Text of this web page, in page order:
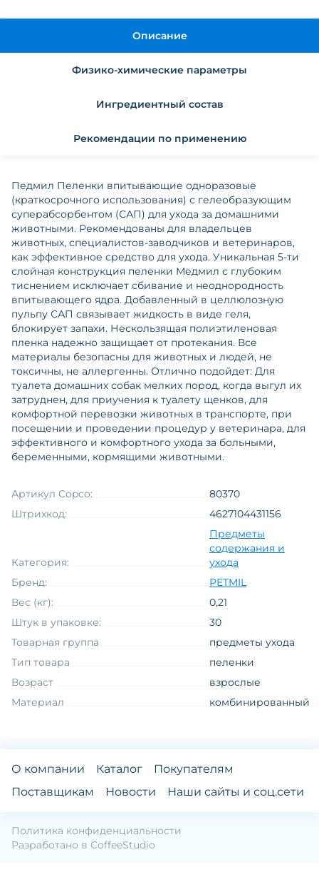
Описание
Физико-химические параметры
Ингредиентный состав
Рекомендации по применению
Педмил Пеленки впитывающие одноразовые
(краткосрочного использования) с гелеобразующим
суперабсорбентом (САП) для ухода за домашними
животными. Рекомендованы для владельцев
животных, специалистов-заводчиков и ветеринаров,
как эффективное средство для ухода. Уникальная 5-ти
слойная конструкция пеленки Медмил с глубоким
тиснением исключает сбивание и неоднородность
впитывающего ядра. Добавленный в целлюлозную
пульпу САП связывает жидкость в виде геля,
блокирует запахи. Нескользящая полиэтиленовая
пленка надежно защищает от протекания. Все
материалы безопасны для животных и людей, не
токсичны, не аллергенны. Отлично подойдет: Для
туалета домашних собак мелких пород, когда выгул их
затруднен, для приучения к туалету щенков, для
комфортной перевозки животных в транспорте, при
посещении и проведении процедур у ветеринара, для
эффективного и комфортного ухода за больными,
беременными, кормящими животными.
Артикул Copco:
80370
Штрихкод:
4627104431156
Категория:
Предметы
содержания и
ухода
Бренд:
PETMIL
Вес (кг):
0,21
Штук в упаковке:
30
Товарная группа
предметы ухода
Тип товара
пеленки
Возраст
взрослые
Материал
комбинированный
О компании Каталог
Покупателям
Поставщикам
Новости Наши сайты и соц.сети
Политика конфиденциальности
Разработано в CoffeeStudio